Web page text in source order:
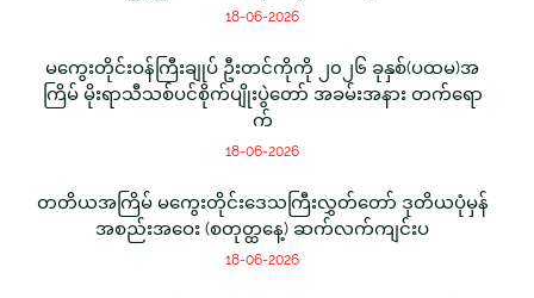
18-06-2026
မကွေးတိုင်းဝန်ကြီးချုပ် ဦးတင်ကိုကို ၂၀၂၆ ခုနှစ်(ပထမ)အ
ကြိမ် မိုးရာသီသစ်ပင်စိုက်ပျိုးပွဲတော် အခမ်းအနား တက်ရော
က်
18-06-2026
တတိယအကြိမ် မကွေးတိုင်းဒေသကြီးလွှတ်တော် ဒုတိယပုံမှန်
အစည်းအဝေး (စတုတ္ထနေ့) ဆက်လက်ကျင်းပ
18-06-2026